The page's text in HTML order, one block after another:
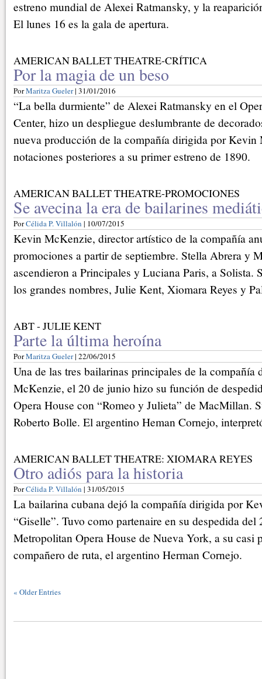
estreno mundial de Alexei Ratmansky, y la
El lunes 16 es la gala de apertura.
AMERICAN BALLET THEATRE-CRÍTICA
Por la magia de un beso
PorMaritza Gueler| 31/01/2016
“La bella durmiente” de Alexei Ratmansky en el
Center, hizo un despliegue deslumbrante de
nueva producción de la compañía dirigida por Kevin
notaciones posteriores a su primer estreno de 1890.
AMERICAN BALLET THEATRE-PROMOCIONES
Se avecina la era de bailarines
PorCélida P. Villalón | 10/07/2015
Kevin McKenzie, director artístico de la compañía
promociones a partir de septiembre. Stella Abrera y
ascendieron a Principales y Luciana Paris, a Solista.
los grandes nombres, Julie Kent, Xiomara Reyes y
ABT - JULIE KENT
Parte la última heroína
PorMaritza Gueler| 22/06/2015
Una de las tres bailarinas principales de la
McKenzie, el 20 de junio hizo su función de
Opera House con “Romeo y Julieta” de MacMillan.
Roberto Bolle. El argentino Heman Cornejo,
AMERICAN BALLET THEATRE: XIOMARA REYES
Otro adiós para la historia
PorCélida P. Villalón | 31/05/2015
La bailarina cubana dejó la compañía dirigida por
“Giselle”. Tuvo como partenaire en su despedida del
Metropolitan Opera House de Nueva York, a su casi
compañero de ruta, el argentino Herman Cornejo.
« Older Entries